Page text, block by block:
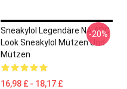
Sneakylol Legendäre NA ADC
Look Sneakylol Mützen Und
Mützen
16,98 £ - 18,17 £
-20%